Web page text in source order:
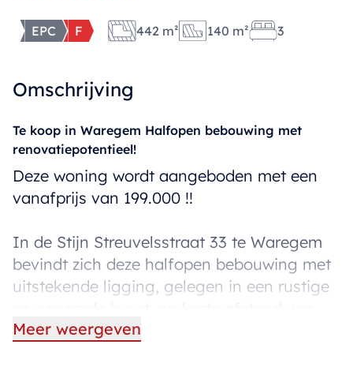
EPC F 442 m² 140 m² 3
Omschrijving
Te koop in Waregem Halfopen bebouwing met
renovatiepotentieel!
Deze woning wordt aangeboden met een
vanafprijs van 199.000 !!
In de Stijn Streuvelsstraat 33 te Waregem
bevindt zich deze halfopen bebouwing met
uitstekende ligging, gelegen in een rustige
het centrum, scholen, winkels en
Meer weergeven